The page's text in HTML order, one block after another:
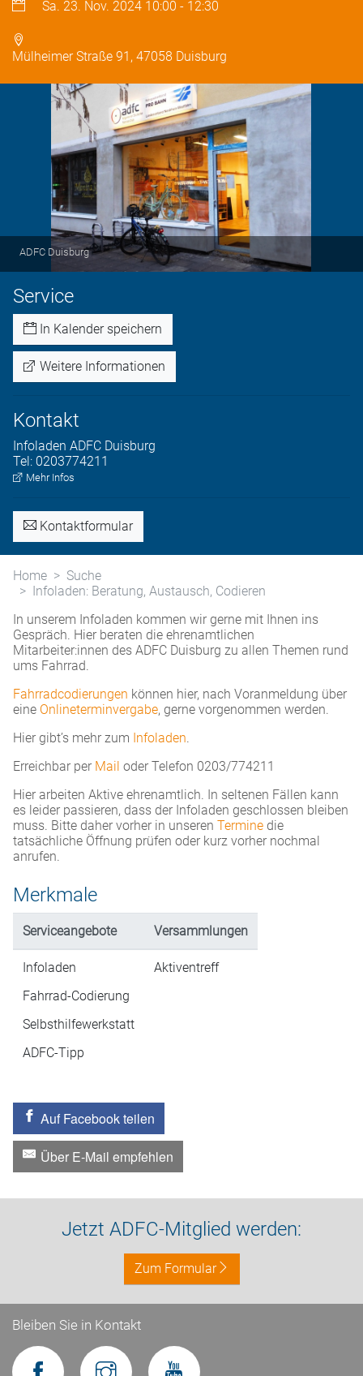
Sa. 23. Nov. 2024 10:00 - 12:30
Mülheimer Straße 91, 47058 Duisburg
ADFC Duisburg
Service
In Kalender speichern
Weitere Informationen
Kontakt
Infoladen ADFC Duisburg
Tel: 0203774211
Mehr Infos
Kontaktformular
Home
Suche
Infoladen: Beratung, Austausch, Codieren
In unserem Infoladen kommen wir gerne mit Ihnen ins
Gespräch. Hier beraten die ehrenamtlichen
Mitarbeiter:innen des ADFC Duisburg zu allen Themen rund
ums Fahrrad.
Fahrradcodierungen können hier, nach Voranmeldung über
eine Onlineterminvergabe, gerne vorgenommen werden.
Hier gibt’s mehr zum Infoladen.
Erreichbar per Mail oder Telefon 0203/774211
Hier arbeiten Aktive ehrenamtlich. In seltenen Fällen kann
es leider passieren, dass der Infoladen geschlossen bleiben
muss. Bitte daher vorher in unseren Termine die
tatsächliche Öffnung prüfen oder kurz vorher nochmal
anrufen.
Merkmale
Serviceangebote Versammlungen
Infoladen
Fahrrad-Codierung
Selbsthilfewerkstatt
ADFC-Tipp
Aktiventreff
Auf Facebook teilen
Über E-Mail empfehlen
Jetzt ADFC-Mitglied werden:
Zum Formular
Bleiben Sie in Kontakt